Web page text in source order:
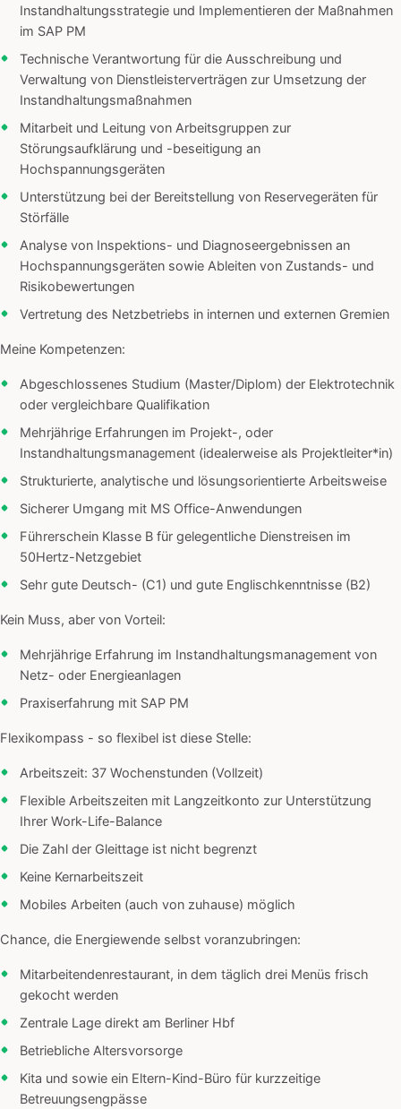
Instandhaltungsstrategie und Implementieren der Maßnahmen
im SAP PM
Technische Verantwortung für die Ausschreibung und
Verwaltung von Dienstleisterverträgen zur Umsetzung der
Instandhaltungsmaßnahmen
Mitarbeit und Leitung von Arbeitsgruppen zur
Störungsaufklärung und -beseitigung an
Hochspannungsgeräten
Unterstützung bei der Bereitstellung von Reservegeräten für
Störfälle
Analyse von Inspektions- und Diagnoseergebnissen an
Hochspannungsgeräten sowie Ableiten von Zustands- und
Risikobewertungen
Vertretung des Netzbetriebs in internen und externen Gremien
Meine Kompetenzen:
Abgeschlossenes Studium (Master/Diplom) der Elektrotechnik
oder vergleichbare Qualifikation
Mehrjährige Erfahrungen im Projekt-, oder
Instandhaltungsmanagement (idealerweise als Projektleiter*in)
Strukturierte, analytische und lösungsorientierte Arbeitsweise
Sicherer Umgang mit MS Office-Anwendungen
Führerschein Klasse B für gelegentliche Dienstreisen im
50Hertz-Netzgebiet
Sehr gute Deutsch- (C1) und gute Englischkenntnisse (B2)
Kein Muss, aber von Vorteil:
Mehrjährige Erfahrung im Instandhaltungsmanagement von
Netz- oder Energieanlagen
Praxiserfahrung mit SAP PM
Flexikompass - so flexibel ist diese Stelle:
Arbeitszeit: 37 Wochenstunden (Vollzeit)
Flexible Arbeitszeiten mit Langzeitkonto zur Unterstützung
Ihrer Work-Life-Balance
Die Zahl der Gleittage ist nicht begrenzt
Keine Kernarbeitszeit
Mobiles Arbeiten (auch von zuhause) möglich
Chance, die Energiewende selbst voranzubringen:
Mitarbeitendenrestaurant, in dem täglich drei Menüs frisch
gekocht werden
Zentrale Lage direkt am Berliner Hbf
Betriebliche Altersvorsorge
Kita und sowie ein Eltern-Kind-Büro für kurzzeitige
Betreuungsengpässe